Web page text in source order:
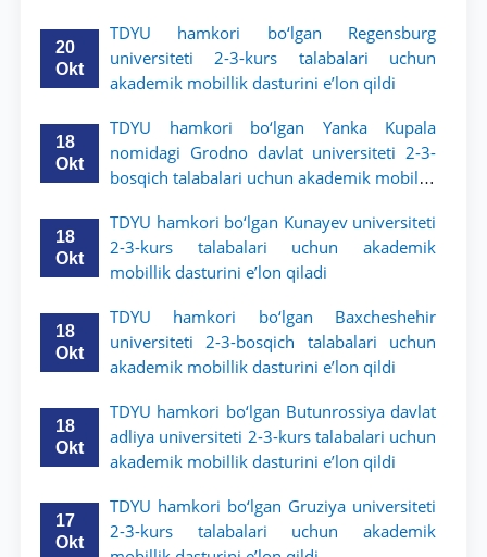
20
Okt
TDYU hamkori bo‘lgan Regensburg
universiteti 2-3-kurs talabalari uchun
akademik mobillik dasturini e’lon qildi
18
Okt
TDYU hamkori bo‘lgan Yanka Kupala
nomidagi Grodno davlat universiteti 2-3-
bosqich talabalari uchun akademik mobillik
18
Okt
TDYU hamkori bo‘lgan Kunayev universiteti
2-3-kurs talabalari uchun akademik
mobillik dasturini e’lon qiladi
18
Okt
TDYU hamkori bo‘lgan Baxcheshehir
universiteti 2-3-bosqich talabalari uchun
akademik mobillik dasturini e’lon qildi
18
Okt
TDYU hamkori bo‘lgan Butunrossiya davlat
adliya universiteti 2-3-kurs talabalari uchun
akademik mobillik dasturini e’lon qildi
17
Okt
TDYU hamkori bo‘lgan Gruziya universiteti
2-3-kurs talabalari uchun akademik